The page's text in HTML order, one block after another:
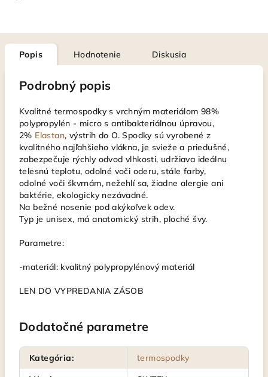
Popis Hodnotenie Diskusia
Podrobný popis
Kvalitné termospodky s vrchným materiálom 98%
polypropylén - micro s antibakteriálnou úpravou,
2% Elastan, výstrih do O. Spodky sú vyrobené z
kvalitného najľahšieho vlákna, je svieže a priedušné,
zabezpečuje rýchly odvod vlhkosti, udržiava ideálnu
telesnú teplotu, odolné voči oderu, stále farby,
odolné voči škvrnám, nežehlí sa, žiadne alergie ani
baktérie, ekologicky nezávadné.
Na bežné nosenie pod akýkoľvek odev.
Typ je unisex, má anatomický strih, ploché švy.
Parametre:
-materiál: kvalitný polypropylénový materiál
LEN DO VYPREDANIA ZÁSOB
Dodatočné parametre
Kategória:
termospodky